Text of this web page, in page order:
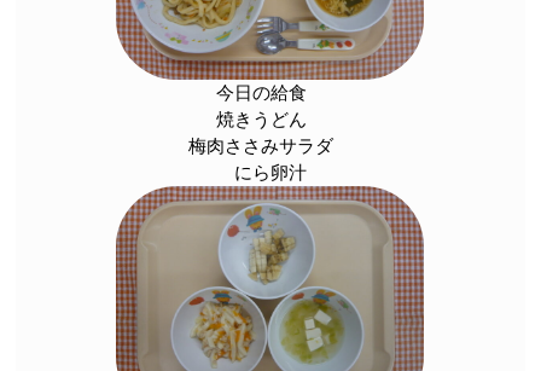
今日の給食
焼きうどん
梅肉ささみサラダ
にら卵汁